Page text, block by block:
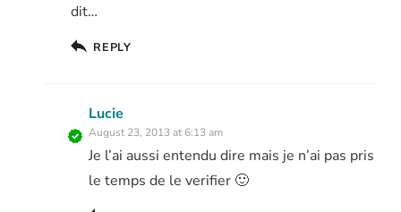
dit…
REPLY
Lucie
August 23, 2013 at 6:13 am
Je l’ai aussi entendu dire mais je n’ai pas pris
le temps de le verifier 🙂